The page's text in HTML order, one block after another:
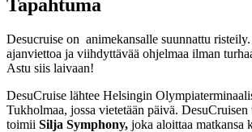
Tapahtuma
Desucruise on animekansalle suunnattu
ajanviettoa ja viihdyttävää ohjelmaa ilman
Astu siis laivaan!
DesuCruise lähtee Helsingin
Tukholmaa, jossa vietetään päivä. DesuCruisen
toimii Silja Symphony, joka aloittaa matkansa